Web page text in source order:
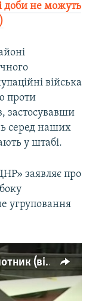
доби не можуть
війська
проти
застосувавши
серед наших
у штабі.
заявляє про
угруповання
Україна створює ударний безпілотник (відео)